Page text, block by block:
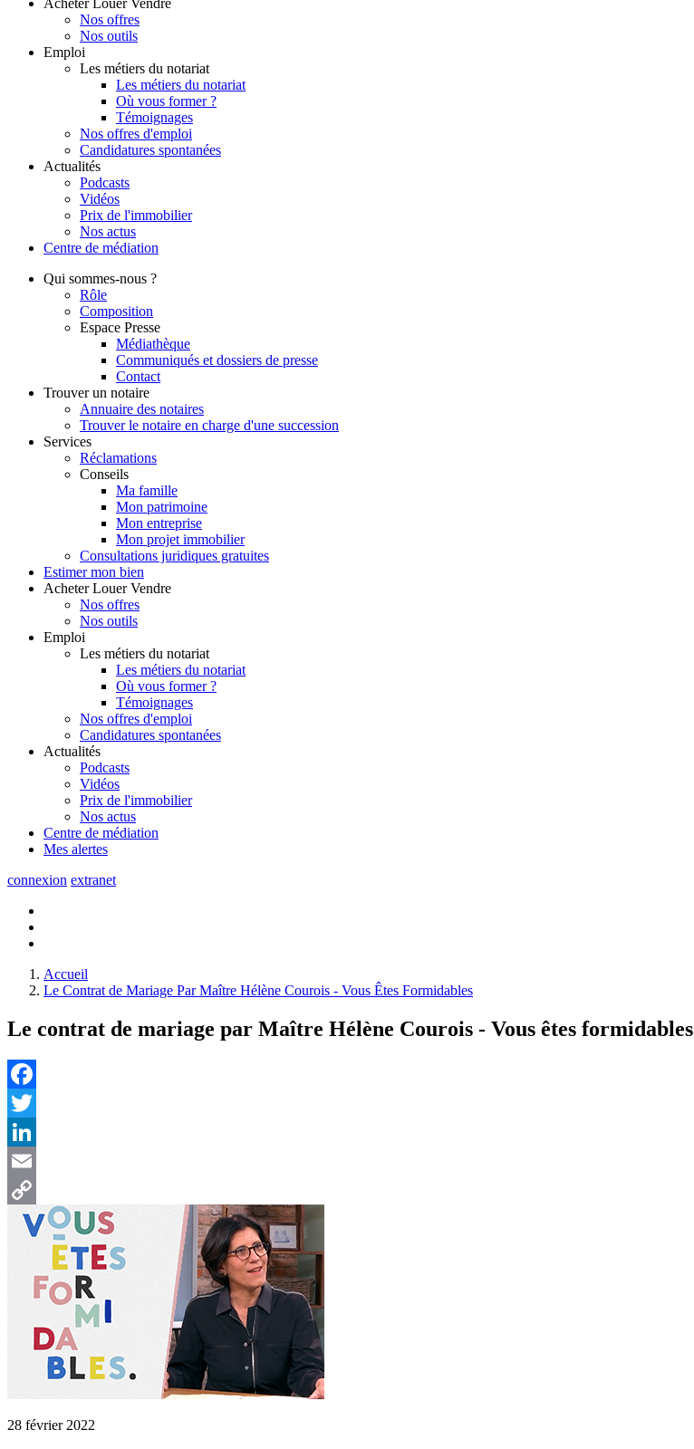
Nos offres
Nos outils
Emploi
Les métiers du notariat
Les métiers du notariat
Où vous former ?
Témoignages
Nos offres d'emploi
Candidatures spontanées
Actualités
Podcasts
Vidéos
Prix de l'immobilier
Nos actus
Centre de médiation
Qui sommes-nous ?
Rôle
Composition
Espace Presse
Médiathèque
Communiqués et dossiers de presse
Contact
Trouver un notaire
Annuaire des notaires
Trouver le notaire en charge d'une succession
Services
Réclamations
Conseils
Ma famille
Mon patrimoine
Mon entreprise
Mon projet immobilier
Consultations juridiques gratuites
Estimer mon bien
Acheter Louer Vendre
Nos offres
Nos outils
Emploi
Les métiers du notariat
Les métiers du notariat
Où vous former ?
Témoignages
Nos offres d'emploi
Candidatures spontanées
Actualités
Podcasts
Vidéos
Prix de l'immobilier
Nos actus
Centre de médiation
Mes alertes
connexion extranet
Accueil
Le Contrat de Mariage Par Maître Hélène Courois - Vous Êtes Formidables
Le contrat de mariage par Maître Hélène Courois - Vous êtes formidables
Facebook
Twitter
LinkedIn
Email
Copy
28 février 2022